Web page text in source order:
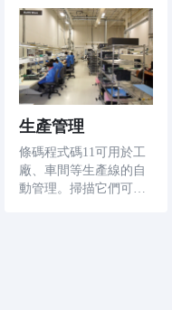
生產管理
條碼程式碼11可用於工
廠、車間等生產線的自
動管理。掃描它們可即